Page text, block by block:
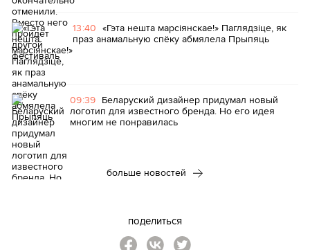
13:40 «Гэта нешта марсіянскае!» Паглядзіце, як
праз анамальную спёку абмялела Прыпяць
09:39 Беларуский дизайнер придумал новый
логотип для известного бренда. Но его идея
многим не понравилась
больше новостей
поделиться